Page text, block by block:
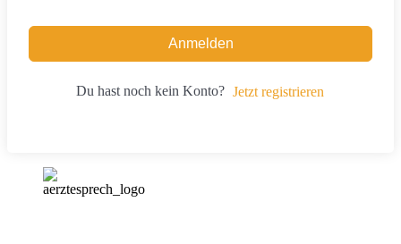
Anmelden
Du hast noch kein Konto? Jetzt registrieren